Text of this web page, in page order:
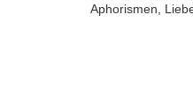
Aphorismen,